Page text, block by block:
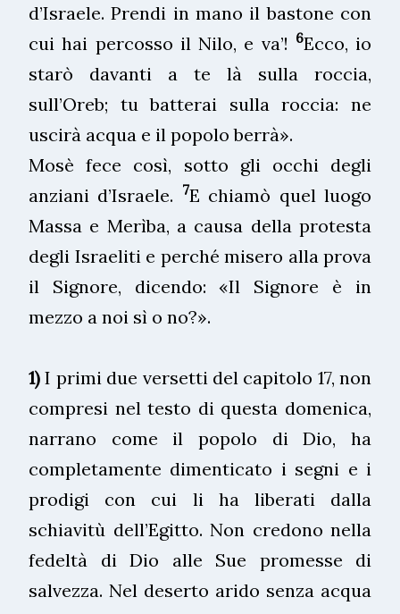
d’Israele. Prendi in mano il bastone con
cui hai percosso il Nilo, e va’! 6Ecco, io
starò davanti a te là sulla roccia,
sull’Oreb; tu batterai sulla roccia: ne
uscirà acqua e il popolo berrà».
Mosè fece così, sotto gli occhi degli
anziani d’Israele.
7E chiamò quel luogo
Massa e Merìba, a causa della protesta
degli Israeliti e perché misero alla prova
il Signore, dicendo: «Il Signore è in
mezzo a noi sì o no?».
1) I primi due versetti del capitolo 17, non
compresi nel testo di questa domenica,
narrano come il popolo di Dio, ha
completamente dimenticato i segni e i
prodigi con cui li ha liberati dalla
schiavitù dell’Egitto. Non credono nella
fedeltà di Dio alle Sue promesse di
salvezza. Nel deserto arido senza acqua